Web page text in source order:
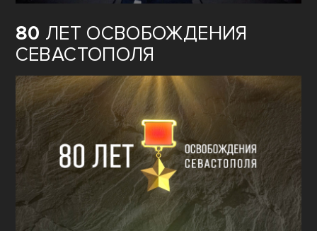
80 ЛЕТ ОСВОБОЖДЕНИЯ
СЕВАСТОПОЛЯ